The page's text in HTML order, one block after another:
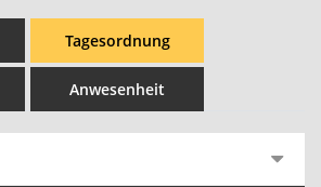
Tagesordnung
Anwesenheit